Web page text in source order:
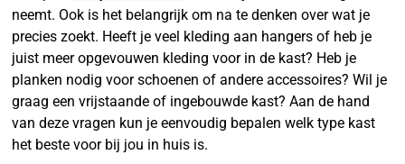
neemt. Ook is het belangrijk om na te denken over wat je
precies zoekt. Heeft je veel kleding aan hangers of heb je
juist meer opgevouwen kleding voor in de kast? Heb je
planken nodig voor schoenen of andere accessoires? Wil je
graag een vrijstaande of ingebouwde kast? Aan de hand
van deze vragen kun je eenvoudig bepalen welk type kast
het beste voor bij jou in huis is.